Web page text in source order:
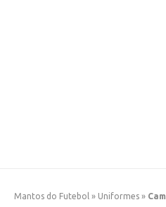
Mantos do Futebol » Uniformes »